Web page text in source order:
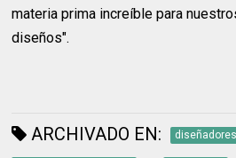
materia prima increíble para
diseños".
ARCHIVADO EN: diseñadores